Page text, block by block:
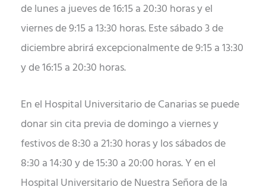
de lunes a jueves de 16:15 a 20:30 horas y el
viernes de 9:15 a 13:30 horas. Este sábado 3 de
diciembre abrirá excepcionalmente de 9:15 a 13:30
y de 16:15 a 20:30 horas.
En el Hospital Universitario de Canarias se puede
donar sin cita previa de domingo a viernes y
festivos de 8:30 a 21:30 horas y los sábados de
8:30 a 14:30 y de 15:30 a 20:00 horas. Y en el
Hospital Universitario de Nuestra Señora de la